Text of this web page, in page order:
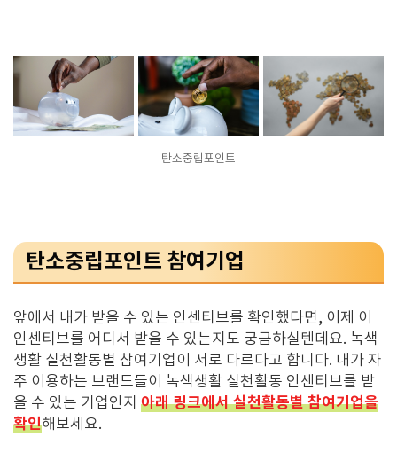
탄소중립포인트
탄소중립포인트 참여기업
앞에서 내가 받을 수 있는 인센티브를 확인했다면, 이제 이
인센티브를 어디서 받을 수 있는지도 궁금하실텐데요. 녹색
생활 실천활동별 참여기업이 서로 다르다고 합니다. 내가 자
주 이용하는 브랜드들이 녹색생활 실천활동 인센티브를 받
을 수 있는 기업인지 아래 링크에서 실천활동별 참여기업을
확인해보세요.